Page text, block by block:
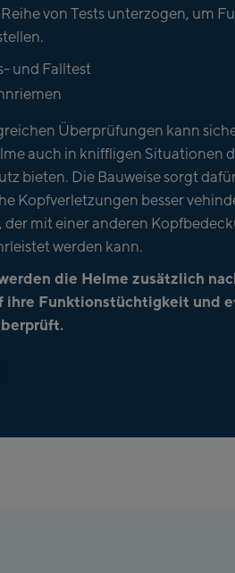
von Tests unterzogen, um
und Falltest
Überprüfungen kann
auch in kniffligen Situationen
bieten. Die Bauweise sorgt
Kopfverletzungen besser
mit einer anderen
werden kann.
die Helme zusätzlich
ihre Funktionstüchtigkeit und